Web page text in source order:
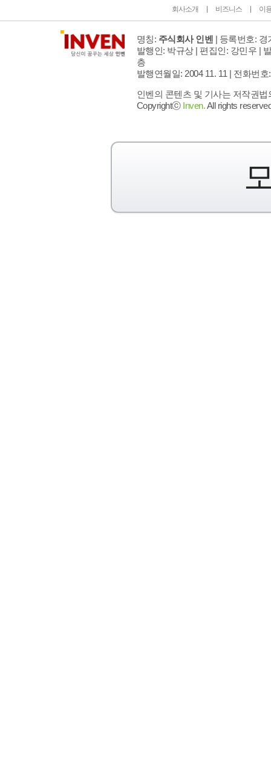
회사소개 비즈니스 이
명칭: 주식회사 인벤 | 등록번호: 경
발행인: 박규상 | 편집인: 강민우 |
층
발행연월일: 2004 11. 11 | 전화번호
인벤의 콘텐츠 및 기사는 저작권
Copyrightⓒ Inven.All rights